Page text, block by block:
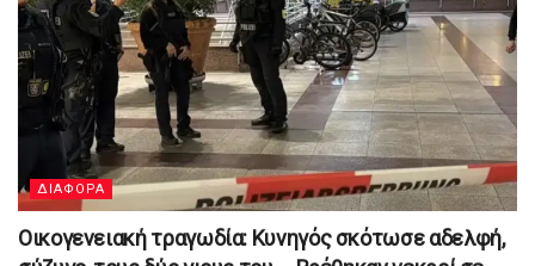
ΔΙΑΦΟΡΑ
Οικογενειακή τραγωδία: Κυνηγός σκότωσε αδελφή,